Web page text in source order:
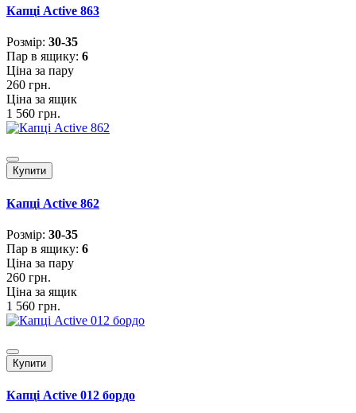
Капці Active 863
Розмiр: 30-35
Пар в ящику: 6
Ціна за пару
260 грн.
Ціна за ящик
1 560 грн.
Купити
Капці Active 862
Розмiр: 30-35
Пар в ящику: 6
Ціна за пару
260 грн.
Ціна за ящик
1 560 грн.
Купити
Капці Active 012 бордо